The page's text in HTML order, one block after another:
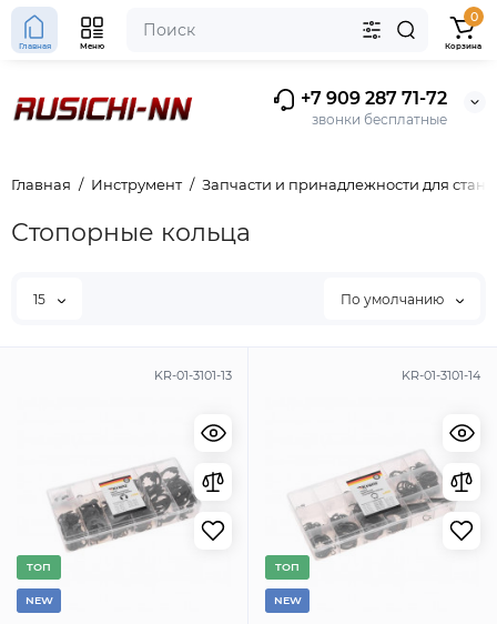
+7 909 287 71-72
звонки бесплатные
Главная Меню
0
Корзина
Главная Инструмент Запчасти и принадлежности для
Стопорные кольца
15 По умолчанию
KR-01-3101-13
TОП
NEW
KR-01-3101-14
TОП
NEW